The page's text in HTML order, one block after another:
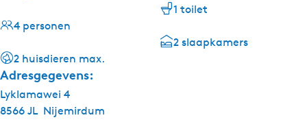
4 personen
2 huisdieren max.
1 toilet
2 slaapkamers
Adresgegevens:
Lyklamawei 4
8566 JL Nijemirdum